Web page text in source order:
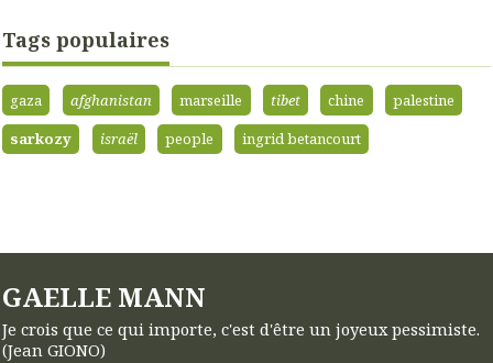
Tags populaires
gaza afghanistan marseille tibet chine
palestine
sarkozy
israël people ingrid betancourt
GAELLE MANN
Je crois que ce qui importe, c'est d'être un joyeux pessimiste.
(Jean GIONO)